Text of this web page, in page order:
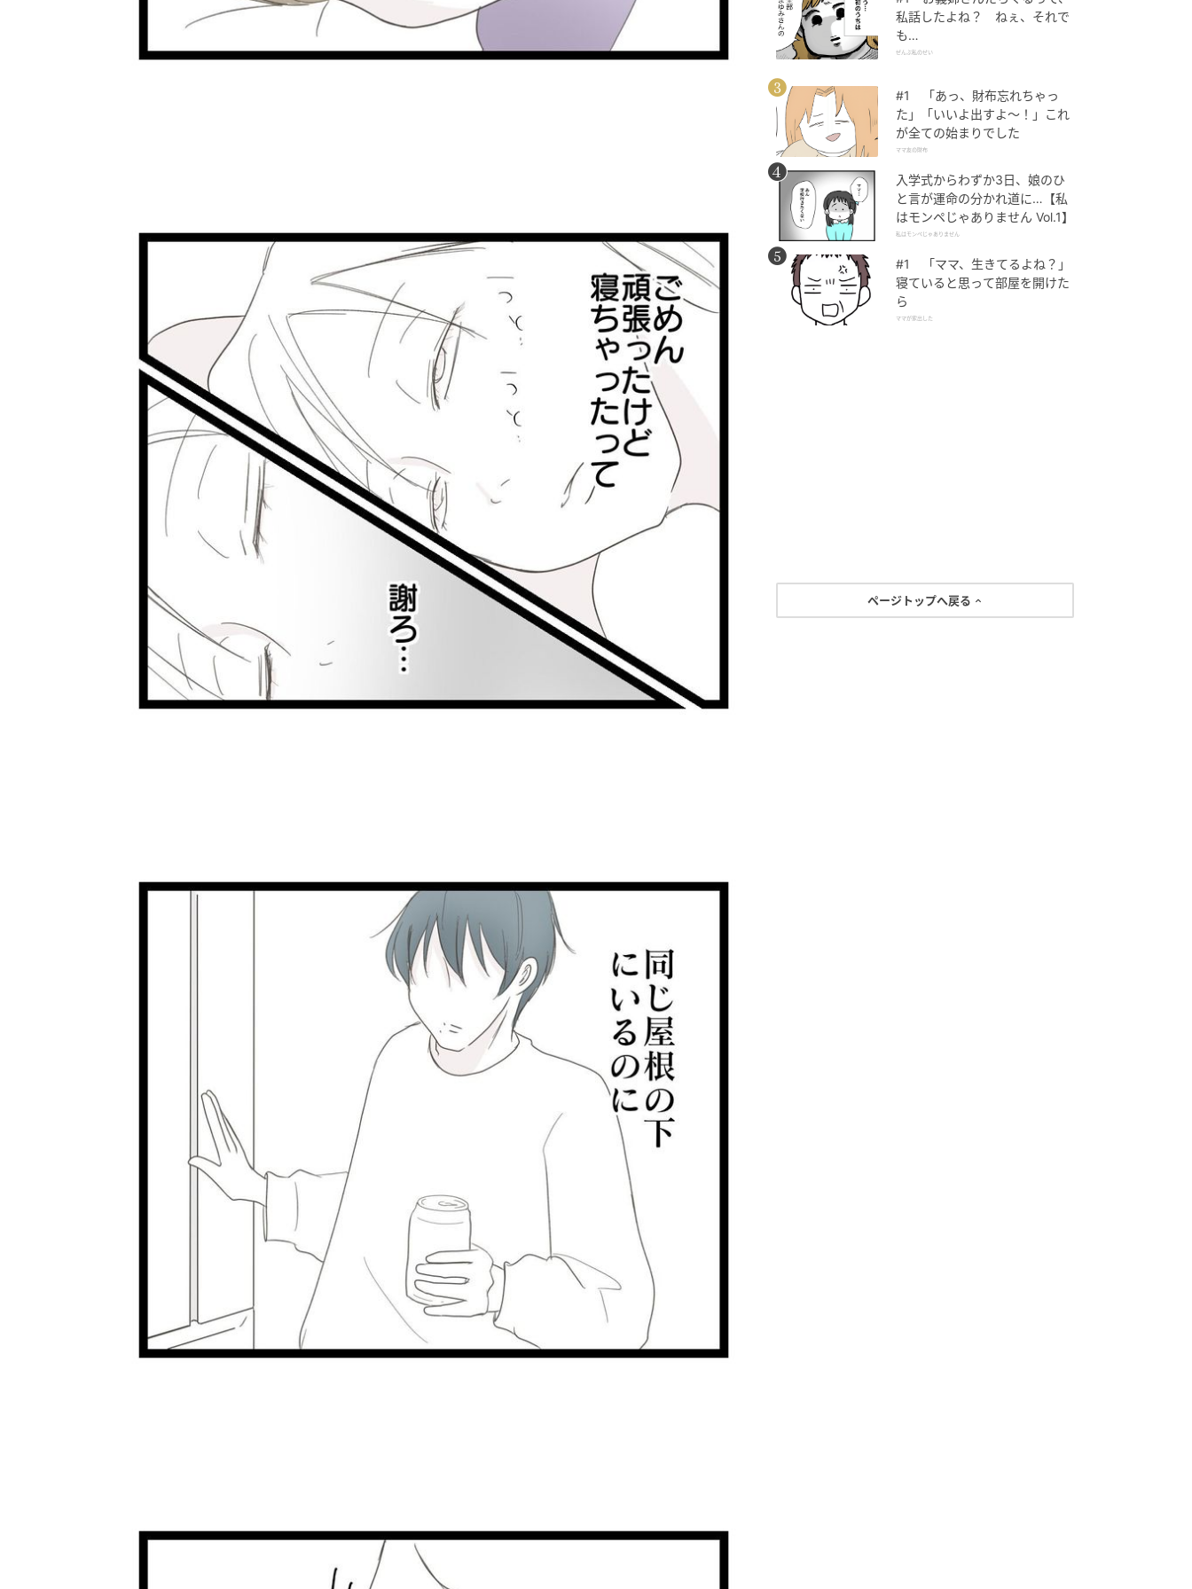
私話したよね？ ねぇ、それで
も…
ぜんぶ私のせい
#1 「あっ、財布忘れちゃっ
た」「いいよ出すよ〜！」これ
が全ての始まりでした
ママ友の財布
入学式からわずか3日、娘のひ
と言が運命の分かれ道に…【私
はモンペじゃありません Vol.1】
私はモンペじゃありません
#1 「ママ、生きてるよね？」
寝ていると思って部屋を開けた
ら
ママが家出した
ページトップへ戻る